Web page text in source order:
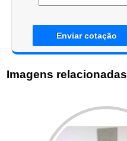
Enviar cotação
Imagens relacionadas